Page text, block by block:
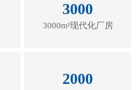
3000
3000m²现代化厂房
2000